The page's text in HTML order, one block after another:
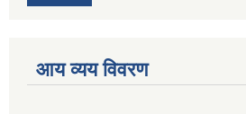
आय व्यय विवरण